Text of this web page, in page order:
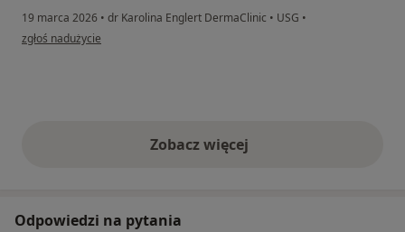
19 marca 2026 • dr Karolina Englert DermaClinic • USG •
w opinii użytkownika AL
zgłoś nadużycie
Zobacz więcejopinie powyżej
Odpowiedzi na pytania